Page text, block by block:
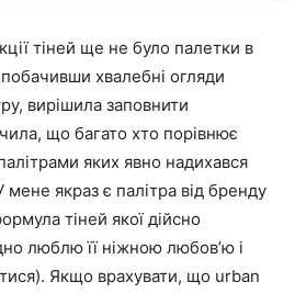
тіней ще не було палетки в
хвалебні огляди
вирішила заповнити
що багато хто порівнює
яких явно надихався
якраз є палітра від бренду
тіней якої дійсно
люблю її ніжною любов’ю і
Якщо врахувати, що urban